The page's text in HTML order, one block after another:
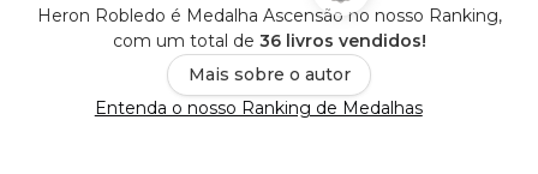
Heron Robledo é Medalha Ascensão no nosso Ranking,
com um total de 36 livros vendidos!
Mais sobre o autor
Entenda o nosso Ranking de Medalhas